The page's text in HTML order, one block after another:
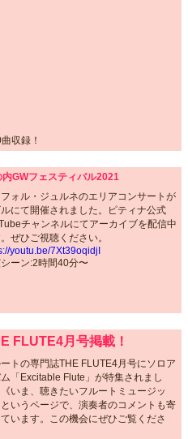
収録！
内GWフェスティバル2021
ォル・ジュルネのエリアコンサートが
にて開催されました。ピティナ公式
チャンネルにてアーカイブを配信中
ぜひご視聴ください。
youtu.be/7Xt39oqidjI
ーン:2時間40分〜
FLUTE4月号掲載！
トの専門誌THE FLUTE4月号にソロア
ム「Excitable Flute」が特集されまし
いま、聴きたいフルートミュージッ
いうページで、演奏者のコメントも寄
います。この機会にぜひご覧くださ